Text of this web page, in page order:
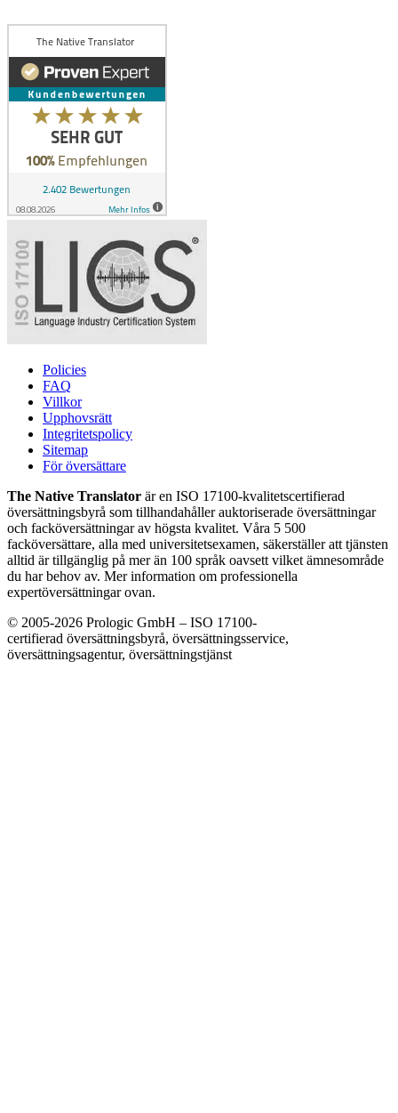
Policies
FAQ
Villkor
Upphovsrätt
Integritetspolicy
Sitemap
För översättare
The Native Translator är en ISO 17100-kvalitetscertifierad
översättningsbyrå som tillhandahåller auktoriserade översättningar
och facköversättningar av högsta kvalitet. Våra 5 500
facköversättare, alla med universitetsexamen, säkerställer att tjänsten
alltid är tillgänglig på mer än 100 språk oavsett vilket ämnesområde
du har behov av. Mer information om professionella
expertöversättningar ovan.
© 2005-2026 Prologic GmbH – ISO 17100-
certifierad översättningsbyrå, översättningsservice,
översättningsagentur, översättningstjänst